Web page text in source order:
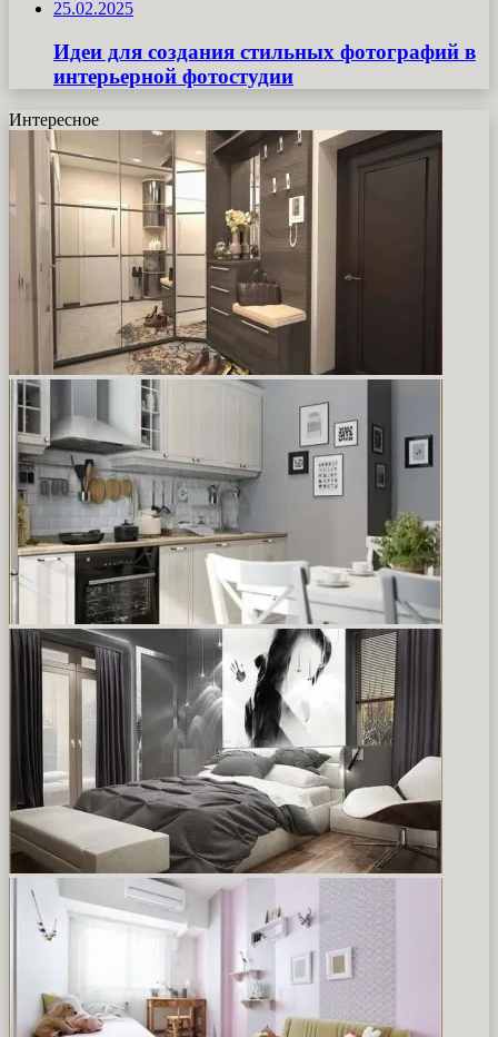
25.02.2025
Идеи для создания стильных фотографий в
интерьерной фотостудии
Интересное